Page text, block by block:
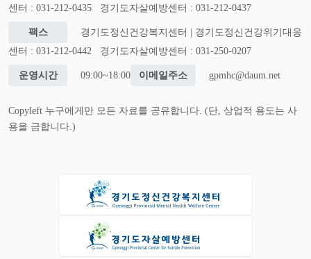
센터 : 031-212-0435
경기도자살예방센터 : 031-212-0437
팩스
경기도정신건강복지센터 | 경기도정신건강위기대응
센터 : 031-212-0442
경기도자살예방센터 : 031-250-0207
운영시간 09:00~18:00 이메일주소 gpmhc@daum.net
Copyleft 누구에게만 모든 자료를 공유합니다. (단, 상업적 용도는 사
용을 금합니다.)